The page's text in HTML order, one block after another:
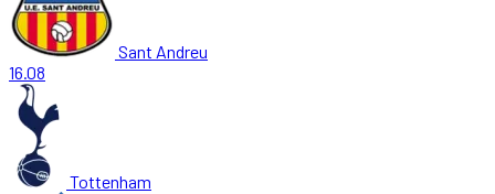
Sant Andreu
16.08
Tottenham